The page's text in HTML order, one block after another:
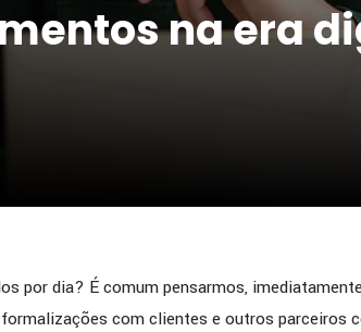
na era
por dia? É comum pensarmos,
com clientes e outros parceiros